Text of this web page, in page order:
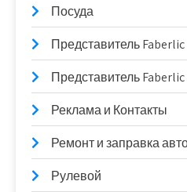
Посуда
Представитель Faberlic
Представитель Faberlic
Реклама и Контакты
Ремонт и заправка
Рулевой